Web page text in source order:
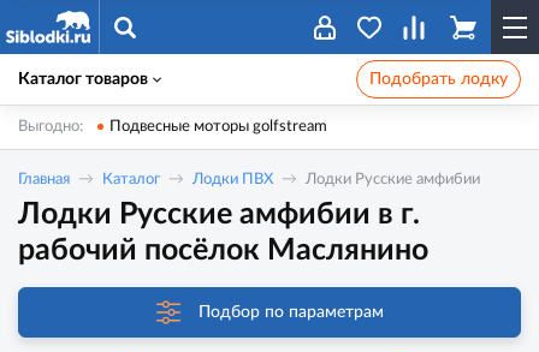
Каталог товаров Подобрать лодку
Выгодно: Подвесные моторы golfstream
Главная Каталог Лодки ПВХ Лодки Русские амфибии
Лодки Русские амфибии в г.
рабочий посёлок Маслянино
Подбор по параметрам